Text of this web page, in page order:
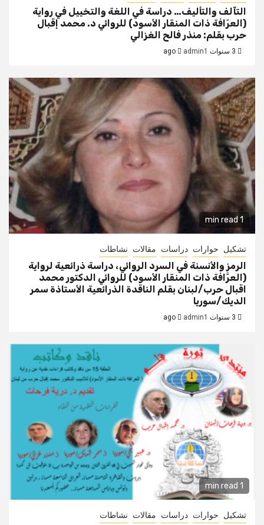
التآلف والتأليف… دراسة في اللغة والتخييل في رواية
(العرّافة ذات المنقار الأسود) للروائي د. محمد إقبال
حرب بقلم: منذر فالح الغزالي
admin1
1 min read
تشكيل حوارات دراسات مقالات نشاطات
الرمز والأنسنة في السرد الروائي، دراسة ذرائعية لرواية
(العرَّافة ذات المنقار الأسود) للروائي الدكتور محمد
اقبال حرب/لبنان بقلم الناقدة الذرائعية الأستاذة سمر
الديك/سوريا
admin1
1 min read
تشكيل حوارات دراسات مقالات نشاطات